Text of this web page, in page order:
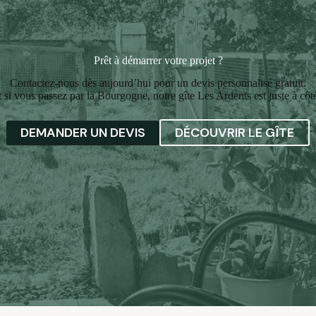
Prêt à démarrer votre projet ?
Contactez-nous dès aujourd’hui pour un devis personnalisé gratuit.
si vous passez par la Bourgogne, notre gîte Les Ardents est juste à
DEMANDER UN DEVIS DÉCOUVRIR LE GÎTE